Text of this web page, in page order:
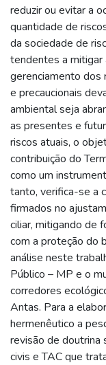
reduzir ou evitar a
quantidade de
da sociedade de
tendentes a mitigar
gerenciamento dos
e precaucionais
ambiental seja
as presentes e
riscos atuais, o
contribuição do
como um
tanto, verifica-se a
firmados no
ciliar, mitigando de
com a proteção do
análise neste
Público – MP e o
corredores
Antas. Para a
hermenêutico a
revisão de doutrina
civis e TAC que